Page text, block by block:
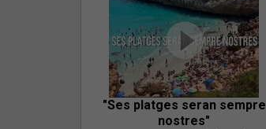
"Ses platges seran sempre
nostres"